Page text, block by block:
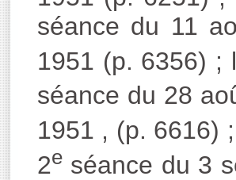
séance du 11
1951 (p. 6356) ;
séance du 28
1951 , (p. 6616)
2eséance du 3